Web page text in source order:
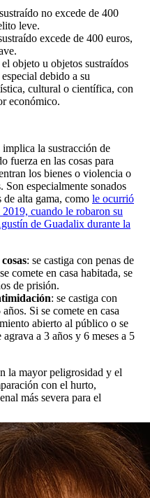
no excede de 400
leve.
excede de 400 euros,
objeto u objetos sustraídos
debido a su
cultural o científica, con
económico.
la sustracción de
fuerza en las cosas para
los bienes o violencia o
Son especialmente sonados
de alta gama, como le ocurrió
cuando le robaron su
de Guadalix durante la
: se castiga con penas de
comete en casa habitada, se
de prisión.
: se castiga con
Si se comete en casa
abierto al público o se
a 3 años y 6 meses a 5
la mayor peligrosidad y el
con el hurto,
más severa para el